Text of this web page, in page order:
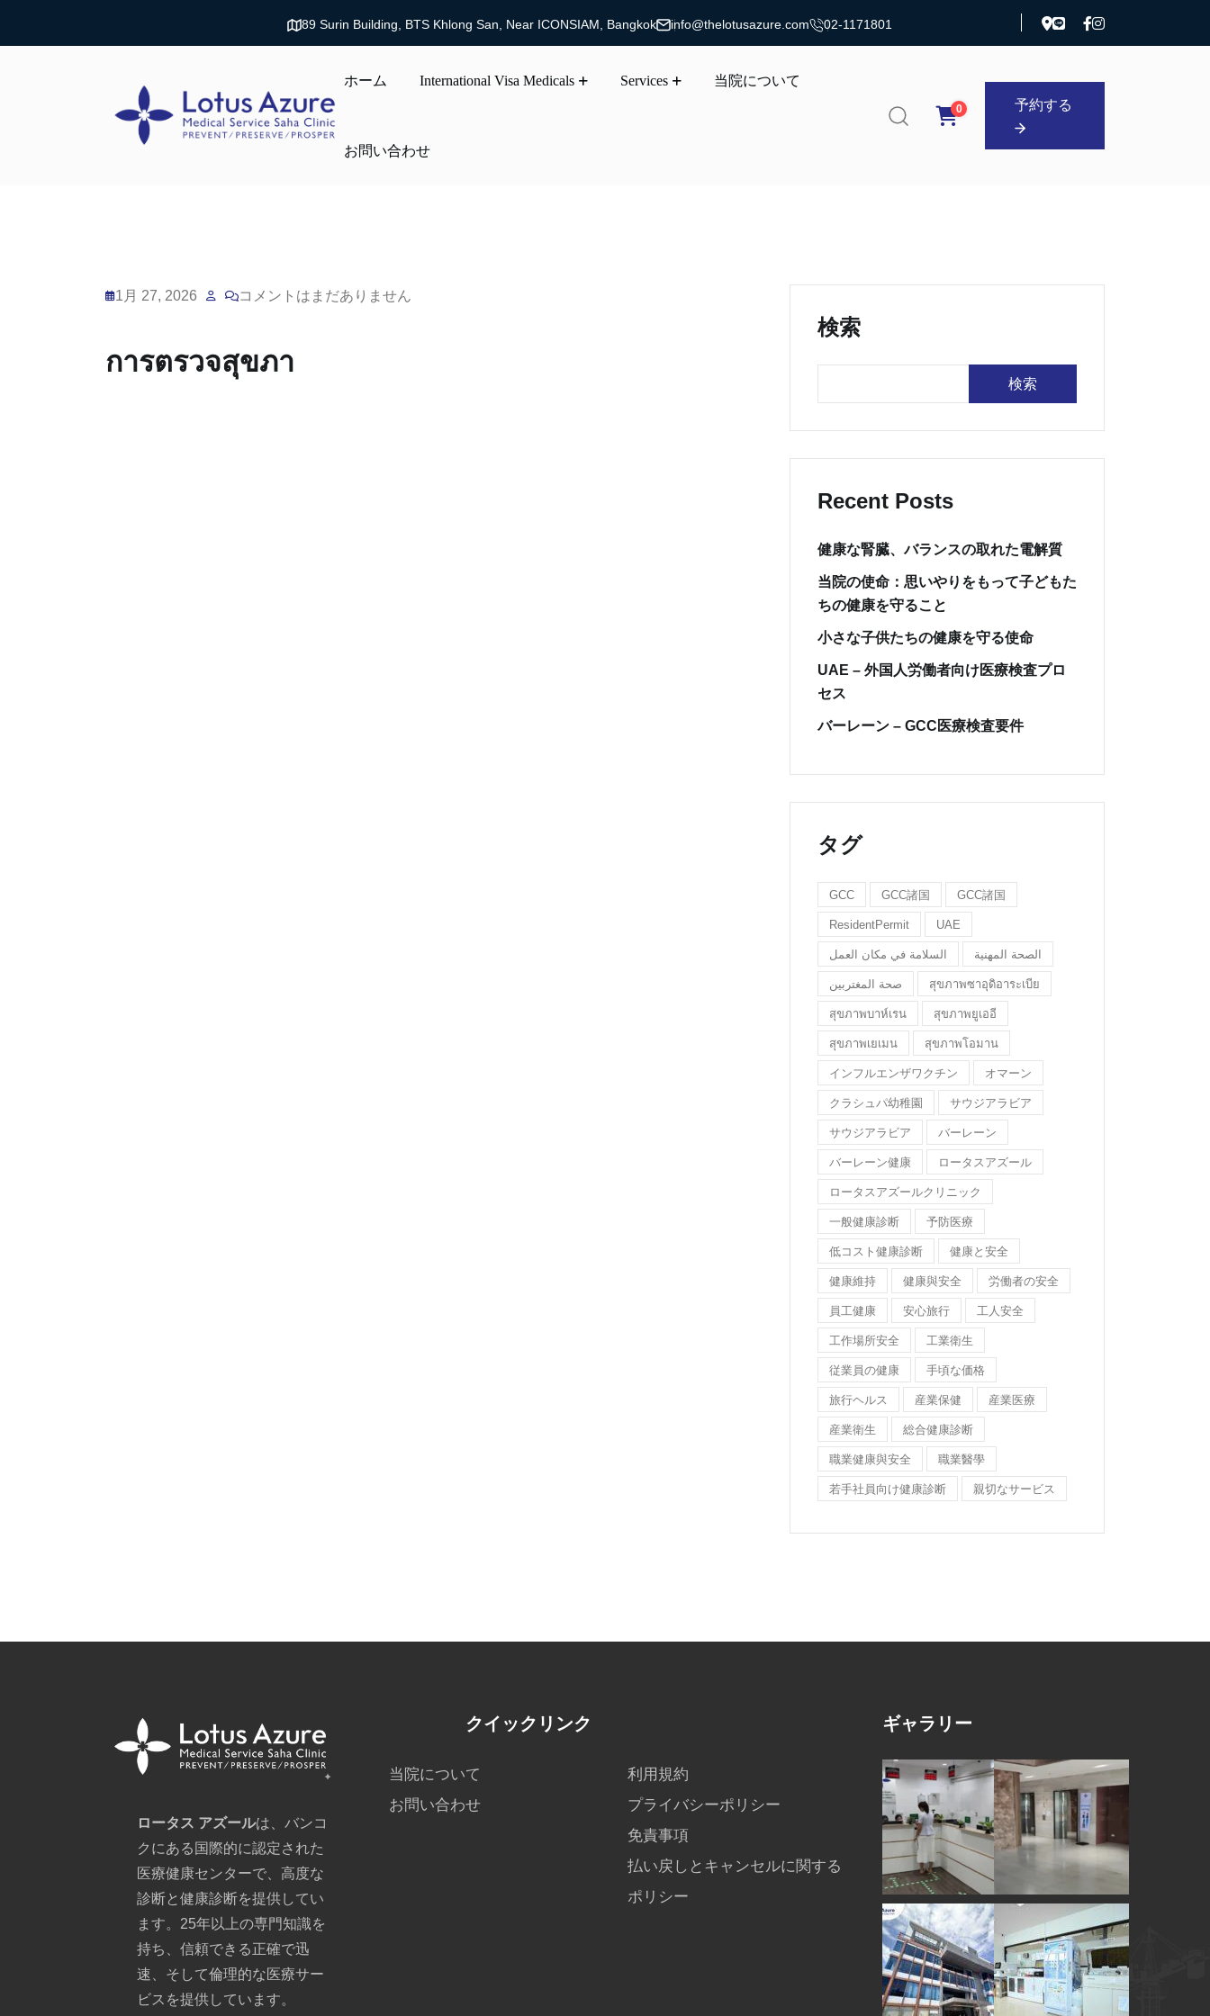
89 Surin Building, BTS Khlong San, Near ICONSIAM, Bangkok info@thelotusazure.com 02-1171801
ホーム International Visa Medicals Services 当院について
お問い合わせ
0 予約する
予約する
1月 27, 2026 コメントはまだありません
การตรวจสุขภา
検索
検索
Recent Posts
健康な腎臓、バランスの取れた電解質
当院の使命：思いやりをもって子どもた
ちの健康を守ること
小さな子供たちの健康を守る使命
UAE – 外国人労働者向け医療検査プロ
セス
バーレーン – GCC医療検査要件
タグ
GCC GCC諸国 GCC諸国
ResidentPermit UAE
السلامة في مكان العمل الصحة المهنية
صحة المغتربين สุขภาพซาอุดิอาระเบีย
สุขภาพบาห์เรน สุขภาพยูเออี
สุขภาพเยเมน สุขภาพโอมาน
インフルエンザワクチン オマーン
クラシュパ幼稚園 サウジアラビア
サウジアラビア バーレーン
バーレーン健康 ロータスアズール
ロータスアズールクリニック
一般健康診断 予防医療
低コスト健康診断 健康と安全
健康維持 健康與安全 労働者の安全
員工健康 安心旅行 工人安全
工作場所安全 工業衛生
従業員の健康 手頃な価格
旅行ヘルス 産業保健 産業医療
産業衛生 総合健康診断
職業健康與安全 職業醫學
若手社員向け健康診断 親切なサービス
ロータス アズールは、バンコ
クにある国際的に認定された
医療健康センターで、高度な
診断と健康診断を提供してい
ます。25年以上の専門知識を
持ち、信頼できる正確で迅
速、そして倫理的な医療サー
ビスを提供しています。
クイックリンク
当院について
お問い合わせ
利用規約
プライバシーポリシー
免責事項
払い戻しとキャンセルに関する
ポリシー
ギャラリー